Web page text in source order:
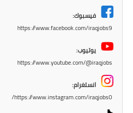
فيسبوك:
https://www.facebook.com/iraqjobs9
يوتيوب:
https://www.youtube.com/@iraqjobs
انستغرام:
https://www.instagram.com/iraqjobs0/